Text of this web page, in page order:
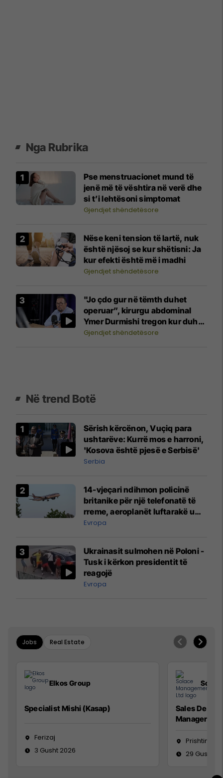
Nga Rubrika
Pse menstruacionet mund të
jenë më të vështira në verë dhe
si t’i lehtësoni simptomat
Gjendjet shëndetësore
Nëse keni tension të lartë, nuk
është njësoj se kur shëtisni: Ja
kur efekti është më i madhi
Gjendjet shëndetësore
"Jo çdo gur në tëmth duhet
operuar”, kirurgu abdominal
Ymer Durmishi tregon kur duhet
ndërhyrja
Gjendjet shëndetësore
Në trend Botë
Sërish kërcënon, Vuçiq para
ushtarëve: Kurrë mos e harroni,
'Kosova është pjesë e Serbisë'
Serbia
14-vjeçari ndihmon policinë
britanike për një telefonatë të
rreme, aeroplanët luftarakë u
ngritën në ajër për të
Mançesterit
Evropa
Ukrainasit sulmohen në Poloni -
Tusk i kërkon presidentit të
reagojë
Evropa
Jobs Real Estate
Elkos Group
Specialist Mishi (Kasap)
Ferizaj
3 Gusht 2026
Sales
Manager
Prishtinë
29 Gusht